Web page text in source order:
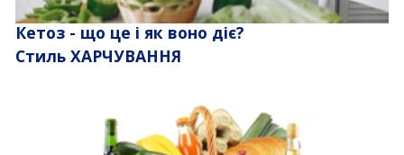
Кетоз - що це і як воно діє?
Стиль ХАРЧУВАННЯ